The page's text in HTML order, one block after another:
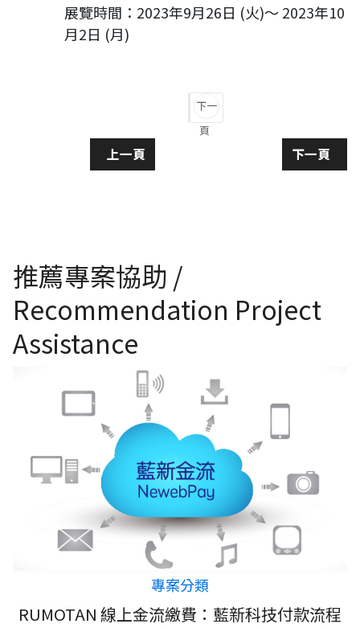
展覽時間：2023年9月26日 (火)～ 2023年10
月2日 (月)
下一
頁
上一篇文章: 【台日交流展】日本第55回神奈
上一頁 下一篇文
下一頁
推薦專案協助 /
Recommendation Project
Assistance
專案分類
RUMOTAN 線上金流繳費：藍新科技付款流程